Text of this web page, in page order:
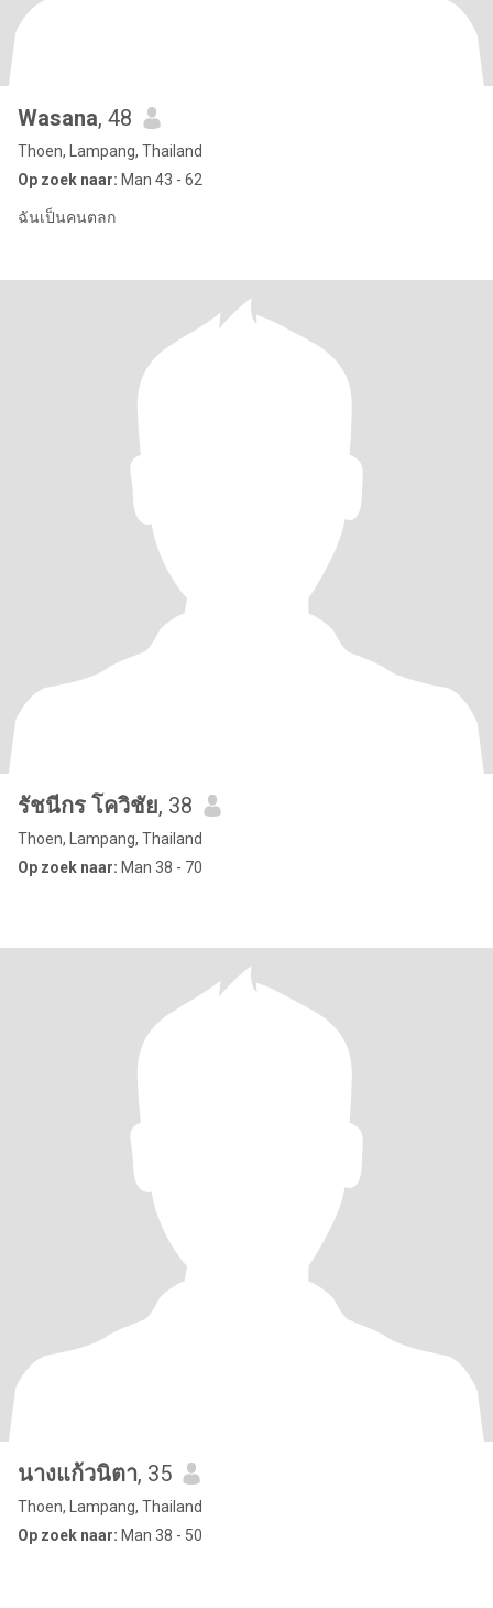
Wasana, 48
Thoen, Lampang, Thailand
Op zoek naar: Man 43 - 62
ฉันเป็นคนตลก
รัชนีกร โควิชัย, 38
Thoen, Lampang, Thailand
Op zoek naar: Man 38 - 70
นางแก้วนิตา, 35
Thoen, Lampang, Thailand
Op zoek naar: Man 38 - 50